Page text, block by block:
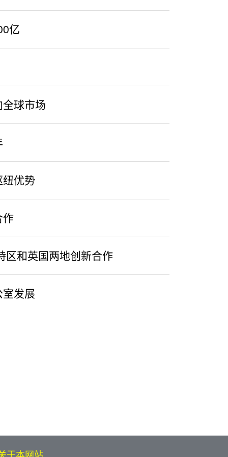
亿
球市场
纽优势
作
和英国两地创新合作
发展